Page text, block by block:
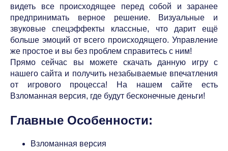
видеть все происходящее перед собой и заранее
предпринимать верное решение. Визуальные и
звуковые спецэффекты классные, что дарит ещё
больше эмоций от всего происходящего. Управление
же простое и вы без проблем справитесь с ним!
Прямо сейчас вы можете скачать данную игру с
нашего сайта и получить незабываемые впечатления
от игрового процесса! На нашем сайте есть
Взломанная версия, где будут бесконечные деньги!
Главные Особенности:
Взломанная версия